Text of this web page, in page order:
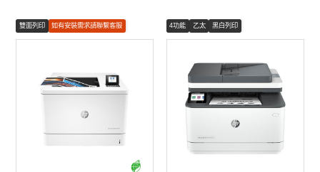
雙面列印
如有安裝需求請聯繫客服
彩色列印
4功能 乙太 黑白列印